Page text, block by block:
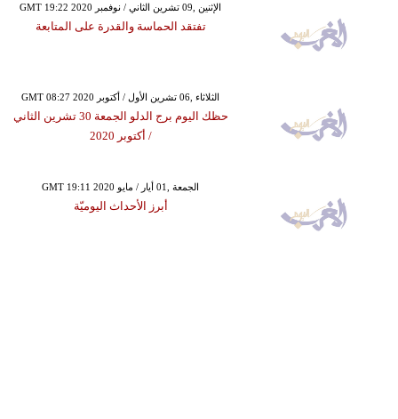
GMT 19:22 2020 الإثنين ,09 تشرين الثاني / نوفمبر
تفتقد الحماسة والقدرة على المتابعة
GMT 08:27 2020 الثلاثاء ,06 تشرين الأول / أكتوبر
حظك اليوم برج الدلو الجمعة 30 تشرين الثاني
/ أكتوبر 2020
GMT 19:11 2020 الجمعة ,01 أيار / مايو
أبرز الأحداث اليوميّة